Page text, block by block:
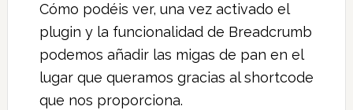
Cómo podéis ver, una vez activado el
plugin y la funcionalidad de Breadcrumb
podemos añadir las migas de pan en el
lugar que queramos gracias al shortcode
que nos proporciona.